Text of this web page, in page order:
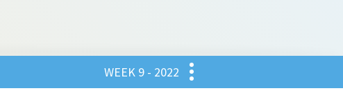
Jeugd
Culinair
WEEK 9 - 2022